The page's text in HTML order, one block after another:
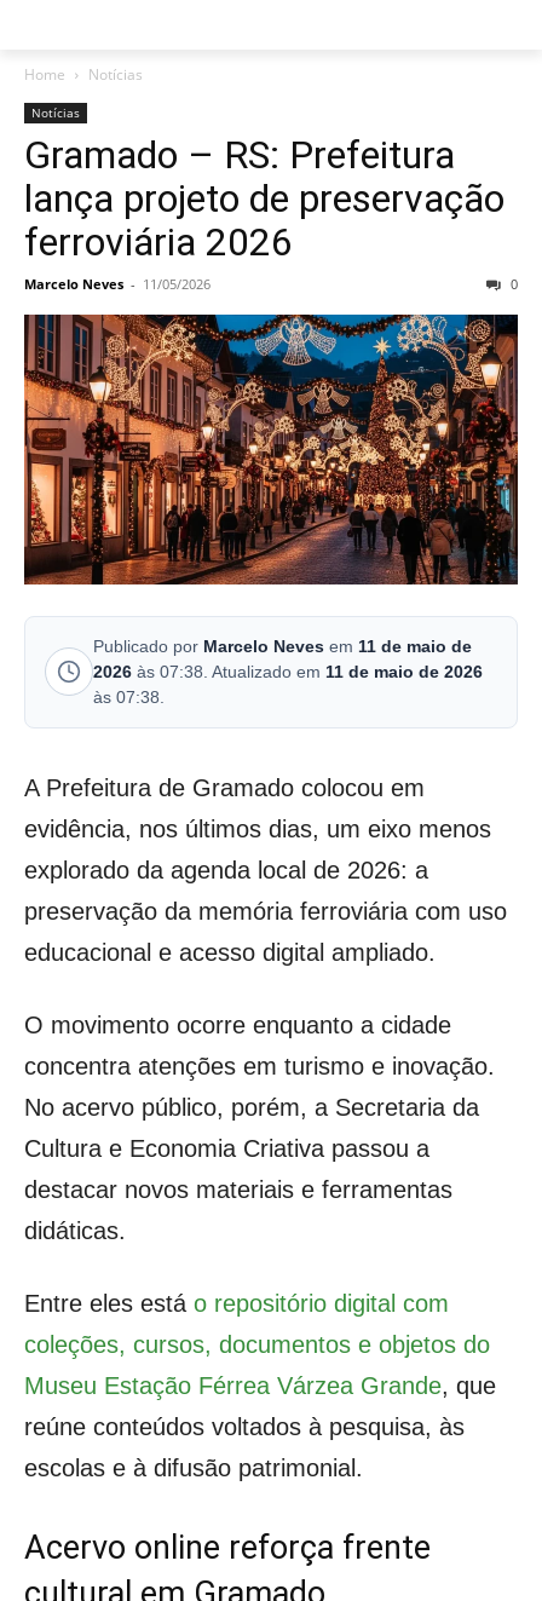
Home Notícias
Notícias
Gramado – RS: Prefeitura
lança projeto de preservação
ferroviária 2026
Marcelo Neves - 11/05/2026 0
Publicado por Marcelo Neves em 11 de maio de
2026 às 07:38. Atualizado em 11 de maio de 2026
às 07:38.
A Prefeitura de Gramado colocou em
evidência, nos últimos dias, um eixo menos
explorado da agenda local de 2026: a
preservação da memória ferroviária com uso
educacional e acesso digital ampliado.
O movimento ocorre enquanto a cidade
concentra atenções em turismo e inovação.
No acervo público, porém, a Secretaria da
Cultura e Economia Criativa passou a
destacar novos materiais e ferramentas
didáticas.
Entre eles está o repositório digital com
coleções, cursos, documentos e objetos do
Museu Estação Férrea Várzea Grande, que
reúne conteúdos voltados à pesquisa, às
escolas e à difusão patrimonial.
Acervo online reforça frente
cultural em Gramado